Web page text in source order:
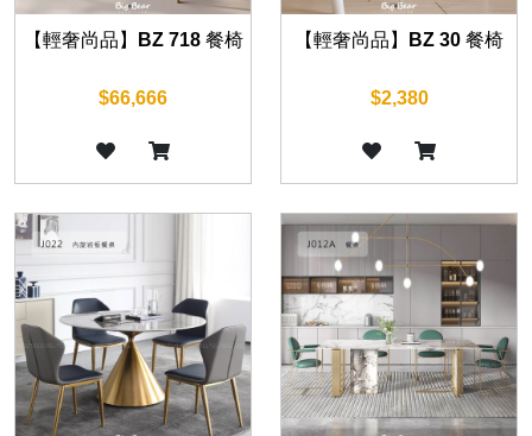
【輕奢尚品】BZ 718 餐椅
$66,666
【輕奢尚品】BZ 30 餐椅
$2,380